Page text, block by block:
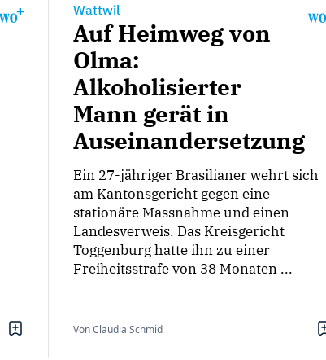
Wattwil
Auf Heimweg von
Olma:
Alkoholisierter
Mann gerät in
Auseinandersetzung
Ein 27-jähriger Brasilianer wehrt sich
am Kantonsgericht gegen eine
stationäre Massnahme und einen
Landesverweis. Das Kreisgericht
Toggenburg hatte ihn zu einer
Freiheitsstrafe von 38 Monaten ...
Von Claudia Schmid